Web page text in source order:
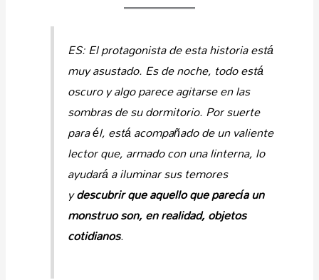
ES:El protagonista de esta historia está
muy asustado. Es de noche, todo está
oscuro y algo parece agitarse en las
sombras de su dormitorio. Por suerte
para él, está acompañado de un valiente
lector que, armado con una linterna, lo
ayudará a iluminar sus temores
ydescubrir que aquello que parecía un
monstruo son, en realidad, objetos
cotidianos.